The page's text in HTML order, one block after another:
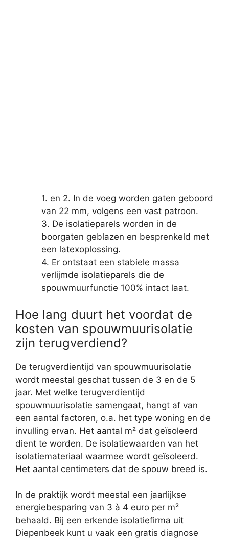
1. en 2. In de voeg worden gaten geboord
van 22 mm, volgens een vast patroon.
3. De isolatieparels worden in de
boorgaten geblazen en besprenkeld met
een latexoplossing.
4. Er ontstaat een stabiele massa
verlijmde isolatieparels die de
spouwmuurfunctie 100% intact laat.
Hoe lang duurt het voordat de
kosten van spouwmuurisolatie
zijn terugverdiend?
De terugverdientijd van spouwmuurisolatie
wordt meestal geschat tussen de 3 en de 5
jaar. Met welke terugverdientijd
spouwmuurisolatie samengaat, hangt af van
een aantal factoren, o.a. het type woning en de
invulling ervan. Het aantal m² dat geïsoleerd
dient te worden. De isolatiewaarden van het
isolatiemateriaal waarmee wordt geïsoleerd.
Het aantal centimeters dat de spouw breed is.
In de praktijk wordt meestal een jaarlijkse
energiebesparing van 3 à 4 euro per m²
behaald. Bij een erkende isolatiefirma uit
Diepenbeek kunt u vaak een gratis diagnose